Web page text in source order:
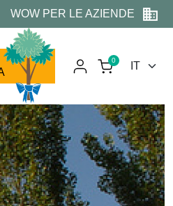
E PROMO RISERVATE
WOW PER LE AZIENDE
0